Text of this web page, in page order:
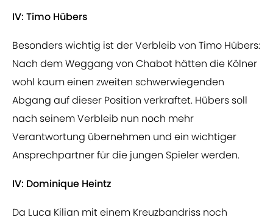
IV: Timo Hübers
Besonders wichtig ist der Verbleib von Timo Hübers:
Nach dem Weggang von Chabot hätten die Kölner
wohl kaum einen zweiten schwerwiegenden
Abgang auf dieser Position verkraftet. Hübers soll
nach seinem Verbleib nun noch mehr
Verantwortung übernehmen und ein wichtiger
Ansprechpartner für die jungen Spieler werden.
IV: Dominique Heintz
Da Luca Kilian mit einem Kreuzbandriss noch